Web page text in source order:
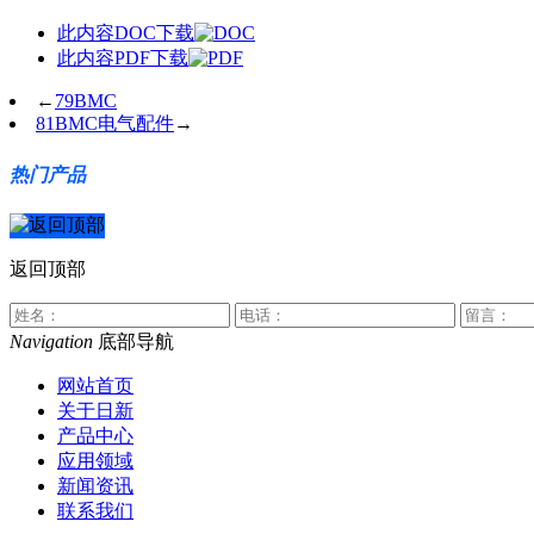
此内容DOC下载
此内容PDF下载
← 79BMC
81BMC电气配件→
热门产品
返回顶部
Navigation 底部导航
网站首页
关于日新
产品中心
应用领域
新闻资讯
联系我们